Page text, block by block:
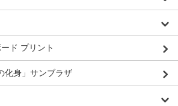
ド プリント
化身」サンブラザ